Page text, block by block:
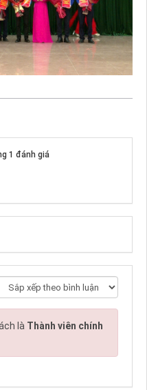
1 đánh giá
là Thành viên chính